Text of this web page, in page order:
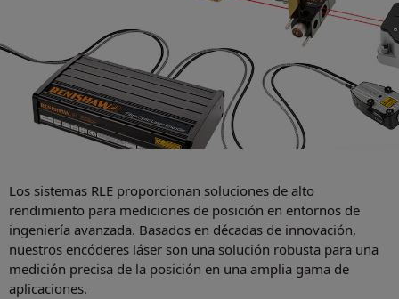
Los sistemas RLE proporcionan soluciones de alto
rendimiento para mediciones de posición en entornos de
ingeniería avanzada. Basados ​​en décadas de innovación,
nuestros encóderes láser son una solución robusta para una
medición precisa de la posición en una amplia gama de
aplicaciones.